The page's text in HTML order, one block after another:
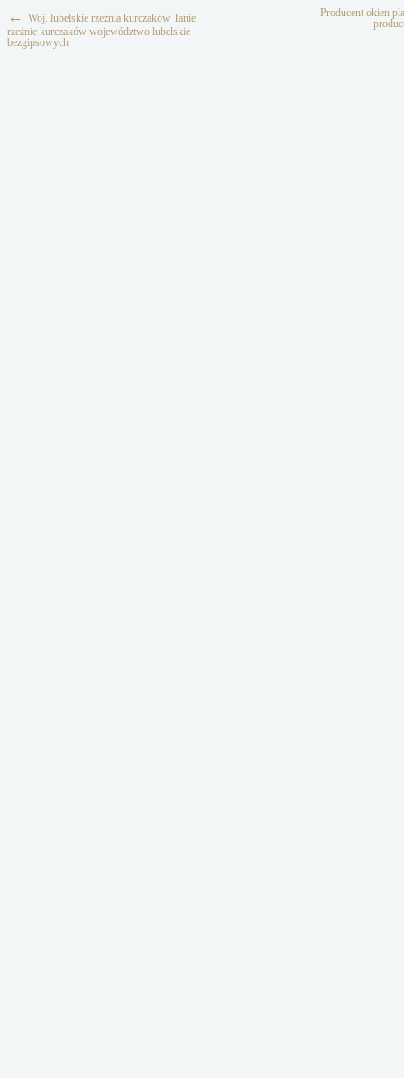
← Woj. lubelskie rzeźnia kurczaków Tanie
rzeźnie kurczaków województwo lubelskie
bezgipsowych
Producent okien